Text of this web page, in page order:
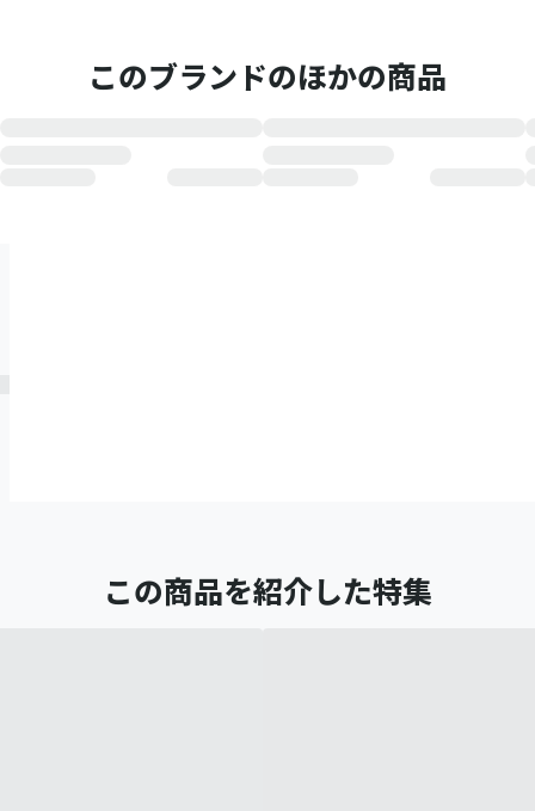
このブランドのほかの商品
この商品を紹介した特集